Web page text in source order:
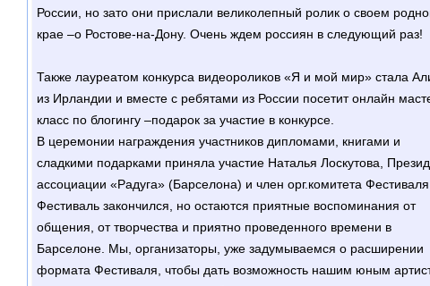
России, но зато они прислали великолепный ролик о своем
крае –о Ростове-на-Дону. Очень ждем россиян в следующий раз!
Также лауреатом конкурса видеороликов «Я и мой мир» стала
из Ирландии и вместе с ребятами из России посетит онлайн
класс по блогингу –подарок за участие в конкурсе.
В церемонии награждения участников дипломами, книгами и
сладкими подарками приняла участие Наталья Лоскутова,
ассоциации «Радуга» (Барселона) и член орг.комитета Фестиваля
Фестиваль закончился, но остаются приятные воспоминания от
общения, от творчества и приятно проведенного времени в
Барселоне. Мы, организаторы, уже задумываемся о расширении
формата Фестиваля, чтобы дать возможность нашим юным